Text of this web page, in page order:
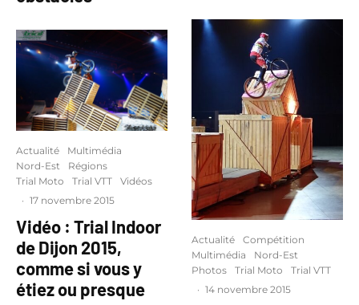
Actualité
Multimédia
Nord-Est
Régions
Trial Moto
Trial VTT
Vidéos
· 17 novembre 2015
Vidéo : Trial Indoor
de Dijon 2015,
comme si vous y
étiez ou presque
Actualité
Compétition
Multimédia
Nord-Est
Photos
Trial Moto
Trial VTT
· 14 novembre 2015